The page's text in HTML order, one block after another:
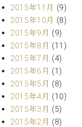
ス
お
い
合
わ
せ
ア
ー
2015年11月 (9)
2015年10月 (8)
2015年9月 (9)
2015年8月 (11)
2015年7月 (4)
2015年6月 (1)
2015年5月 (8)
2015年4月 (10)
2015年3月 (5)
2015年2月 (8)